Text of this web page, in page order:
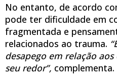
No entanto, de acordo
pode ter dificuldade em
fragmentada e
relacionados ao trauma.
desapego em relação
seu redor”, complementa.